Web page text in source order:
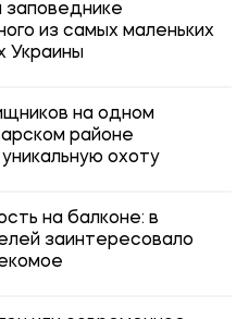
из самых маленьких
Украины
на одном
районе
охоту
на балконе: в
заинтересовало